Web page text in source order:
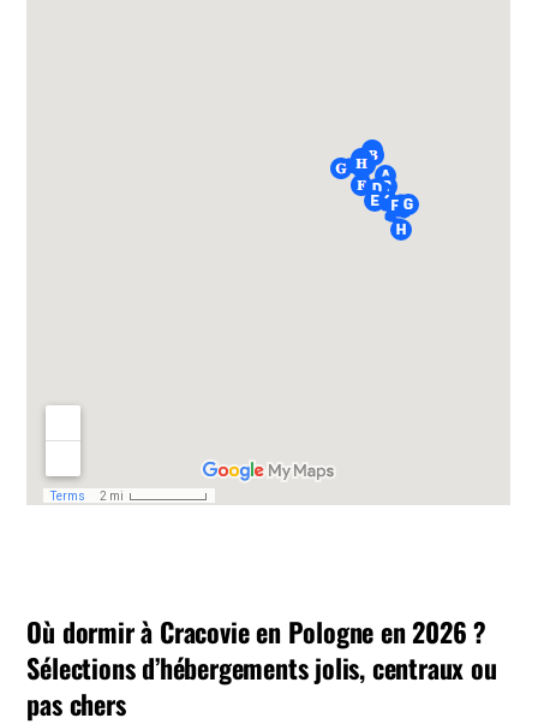
Où dormir à Cracovie en Pologne en 2026 ?
Sélections d’hébergements jolis, centraux ou
pas chers